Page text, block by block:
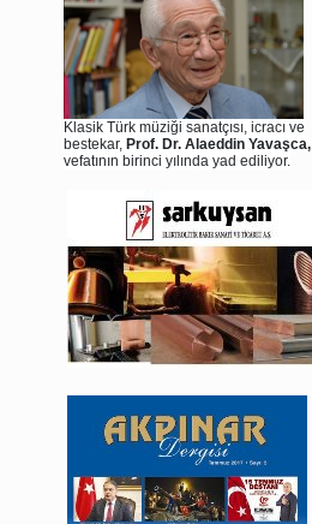
Klasik Türk müziği sanatçısı, icracı ve
bestekar,Prof. Dr. Alaeddin Yavaşca,
vefatının birinci yılında yad ediliyor.